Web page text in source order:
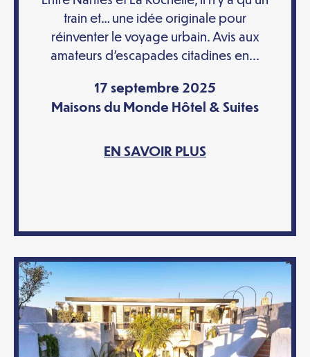
train et… une idée originale pour
réinventer le voyage urbain. Avis aux
amateurs d’escapades citadines en...
17 septembre 2025
Maisons du Monde Hôtel & Suites
EN SAVOIR PLUS